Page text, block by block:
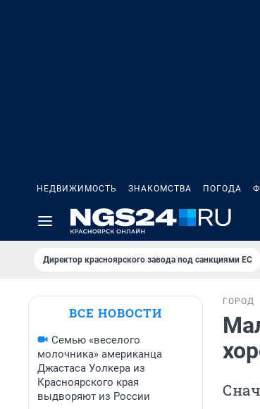
НЕДВИЖИМОСТЬ ЗНАКОМСТВА ПОГОДА
Директор красноярского завода под санкциями ЕС
ВСЕ НОВОСТИ
Семью «веселого
молочника» американца
Джастаса Уолкера из
Красноярского края
выдворяют из России
ГОРОД